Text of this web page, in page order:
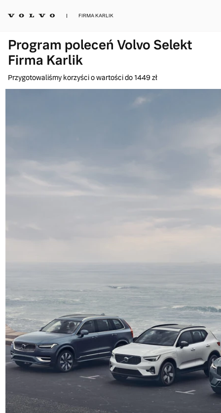
FIRMA KARLIK
Program poleceń Volvo Selekt
Firma Karlik
Przygotowaliśmy korzyści o wartości do 1449 zł